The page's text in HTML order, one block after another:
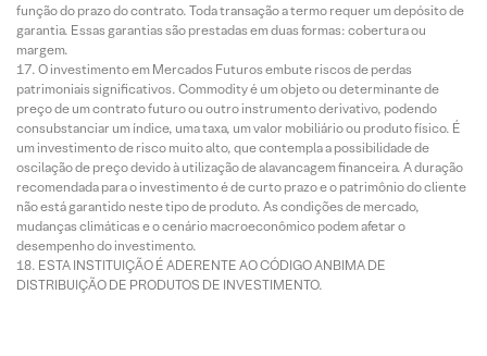
função do prazo do contrato. Toda transação a termo requer um depósito de
garantia. Essas garantias são prestadas em duas formas: cobertura ou
margem.
O investimento em Mercados Futuros embute riscos de perdas
patrimoniais significativos. Commodity é um objeto ou determinante de
preço de um contrato futuro ou outro instrumento derivativo, podendo
consubstanciar um índice, uma taxa, um valor mobiliário ou produto físico. É
um investimento de risco muito alto, que contempla a possibilidade de
oscilação de preço devido à utilização de alavancagem financeira. A duração
recomendada para o investimento é de curto prazo e o patrimônio do cliente
não está garantido neste tipo de produto. As condições de mercado,
mudanças climáticas e o cenário macroeconômico podem afetar o
desempenho do investimento.
ESTA INSTITUIÇÃO É ADERENTE AO CÓDIGO ANBIMA DE
DISTRIBUIÇÃO DE PRODUTOS DE INVESTIMENTO.